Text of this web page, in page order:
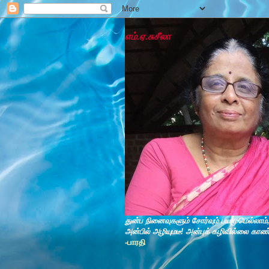
எம்.ஏ.சுசீலா
துன்ப நினைவுகளும் சோர்வும் பயமுமெல்லாம்,
அன்பில் அழியுமடீ! அன்புக் கழிவில்லை காண்
-பாரதி